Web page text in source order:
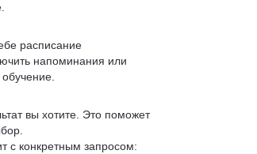
расписание
напоминания или
вы хотите. Это поможет
с конкретным запросом: